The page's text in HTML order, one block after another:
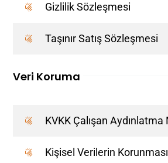
Gizlilik Sözleşmesi
Taşınır Satış Sözleşmesi
Veri Koruma
KVKK Çalışan Aydınlatma
Kişisel Verilerin